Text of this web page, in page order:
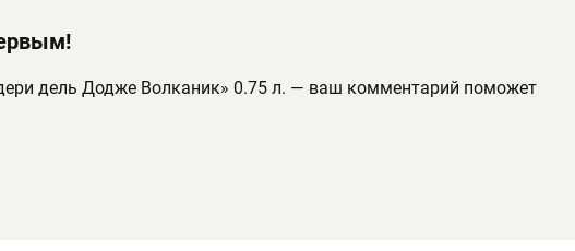
дель Додже Волканик» 0.75 л. — ваш комментарий поможет